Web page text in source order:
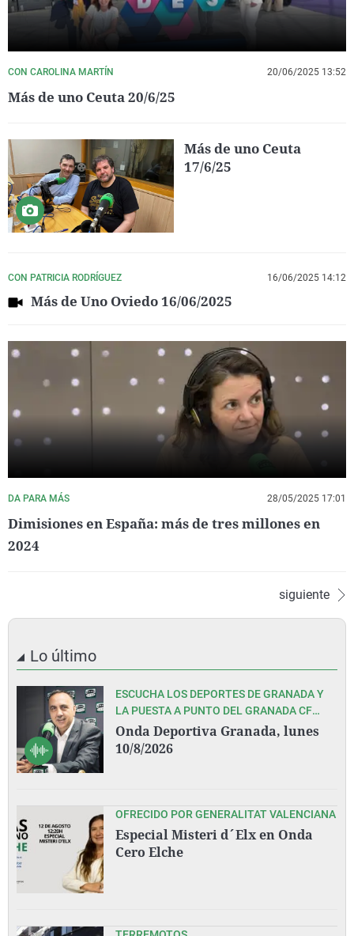
CON CAROLINA MARTÍN 20/06/2025 13:52
Más de uno Ceuta 20/6/25
Más de uno Ceuta
17/6/25
CON PATRICIA RODRÍGUEZ 16/06/2025 14:12
Más de Uno Oviedo 16/06/2025
DA PARA MÁS 28/05/2025 17:01
Dimisiones en España: más de tres millones en
2024
siguiente
Lo último
ESCUCHA LOS DEPORTES DE GRANADA Y
LA PUESTA A PUNTO DEL GRANADA CF
ANTE EL INMEDIATO COMIENZO DE LIGA EN
OVIEDO, CON PEDRO LARA Y TODO SU
Onda Deportiva Granada, lunes
10/8/2026
OFRECIDO POR GENERALITAT VALENCIANA
Especial Misteri d´Elx en Onda
Cero Elche